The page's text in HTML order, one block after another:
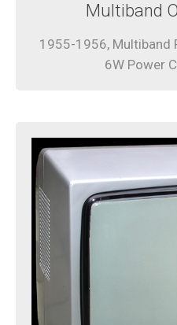
Multiband
1955-1956, Multiband
6W Power